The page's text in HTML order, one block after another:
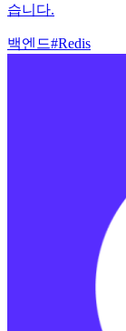
습니다.
백엔드#Redis